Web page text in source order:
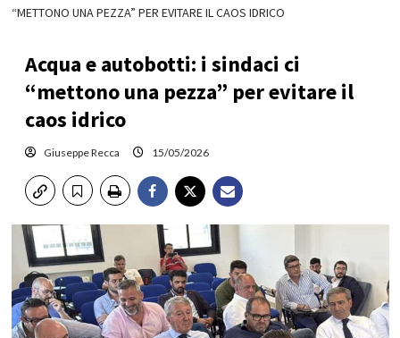
“METTONO UNA PEZZA” PER EVITARE IL CAOS IDRICO
Acqua e autobotti: i sindaci ci
“mettono una pezza” per evitare il
caos idrico
Giuseppe Recca 15/05/2026